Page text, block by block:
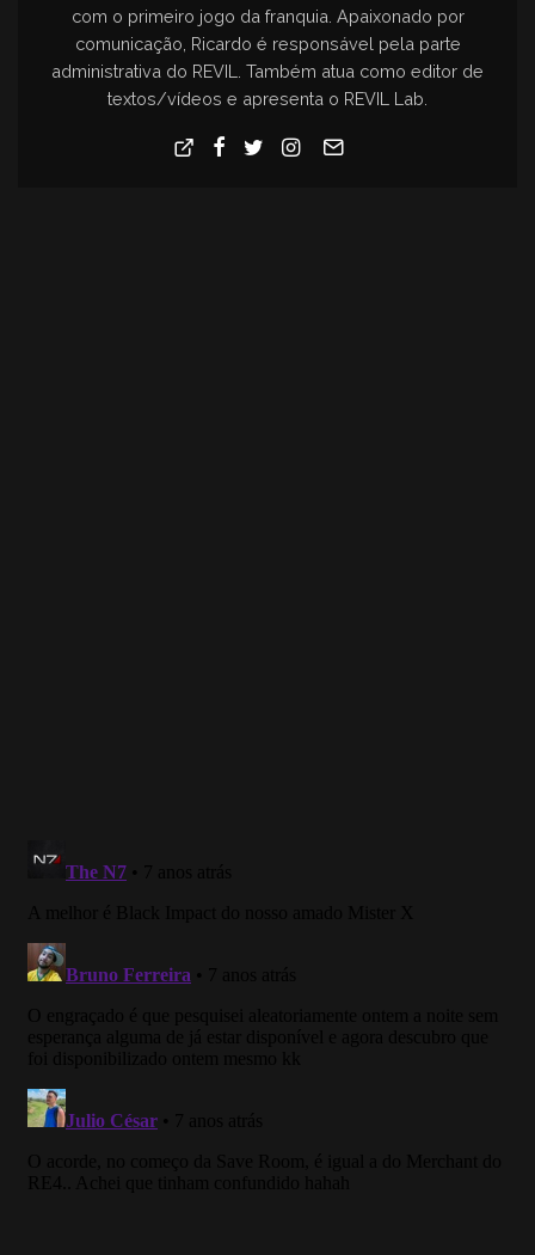
com o primeiro jogo da franquia. Apaixonado por
comunicação, Ricardo é responsável pela parte
administrativa do REVIL. Também atua como editor de
textos/vídeos e apresenta o REVIL Lab.